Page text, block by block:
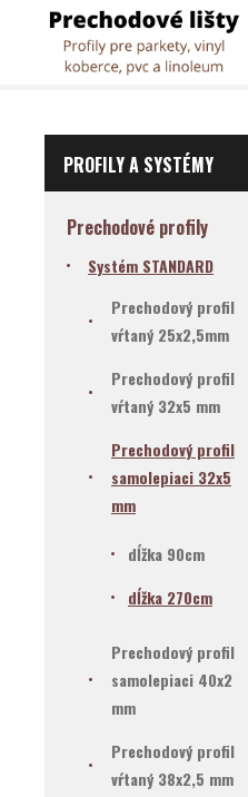
PROFILY A SYSTÉMY
Prechodové profily
Systém STANDARD
Prechodový profil
vŕtaný 25x2,5mm
Prechodový profil
vŕtaný 32x5 mm
Prechodový profil
samolepiaci 32x5
mm
dĺžka 90cm
dĺžka 270cm
Prechodový profil
samolepiaci 40x2
mm
Prechodový profil
vŕtaný 38x2,5 mm